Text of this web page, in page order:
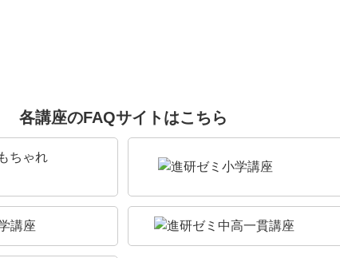
各講座のFAQサイトはこちら